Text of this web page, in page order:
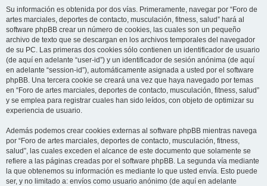
Su información es obtenida por dos vías. Primeramente, navegar por “Foro de
artes marciales, deportes de contacto, musculación, fitness, salud” hará al
software phpBB crear un número de cookies, las cuales son un pequeño
archivo de texto que se descargan en los archivos temporales del navegador
de su PC. Las primeras dos cookies sólo contienen un identificador de usuario
(de aquí en adelante “user-id”) y un identificador de sesión anónima (de aquí
en adelante “session-id”), automáticamente asignada a usted por el software
phpBB. Una tercera cookie se creará una vez que haya navegado por temas
en “Foro de artes marciales, deportes de contacto, musculación, fitness, salud”
y se emplea para registrar cuales han sido leídos, con objeto de optimizar su
experiencia de usuario.
Además podemos crear cookies externas al software phpBB mientras navega
por “Foro de artes marciales, deportes de contacto, musculación, fitness,
salud”, las cuales exceden el alcance de este documento que solamente se
refiere a las páginas creadas por el software phpBB. La segunda vía mediante
la que obtenemos su información es mediante lo que usted envía. Esto puede
ser, y no limitado a: envíos como usuario anónimo (de aquí en adelante